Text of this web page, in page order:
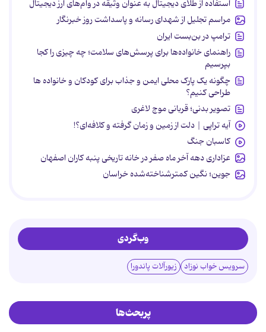
استفاده از طلای دیجیتال به عنوان وثیقه در وام‌های ارز دیجیتال
مراسم تجلیل از شهدای رسانه و پاسداشت روز خبرنگار
ترامپ در بن‌بست ایران
راهنمای خانواده‌ها برای پرسش‌های سلامت؛ چه چیزی را کجا
بپرسیم
چگونه یک پارک محلی ایمن و جذاب برای کودکان و خانواده ها
طراحی کنیم؟
تصویر بدنی؛ قربانی موج لاغری
آیه تراپی | دلت از زمین و زمان گرفته و کلافه‌ای؟!
کاسبان جنگ
عزاداری دهه آخر ماه صفر در خانه تاریخی پنبه کاران اصفهان
جوین؛ نگین کمترشناخته‌شده خراسان
وب‌گردی
سرویس خواب نوزاد زیورآلات پاندورا
پربحث‌ها